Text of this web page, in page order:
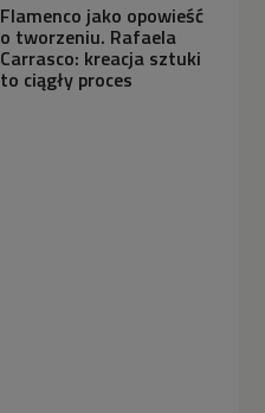
Flamenco jako opowieść
o tworzeniu. Rafaela
Carrasco: kreacja sztuki
to ciągły proces